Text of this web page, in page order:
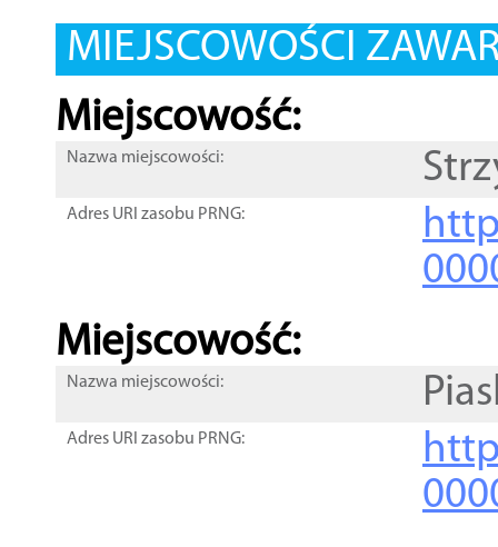
MIEJSCOWOŚCI
Miejscowość:
Nazwa miejscowości:
Adres URI zasobu PRNG:
Miejscowość:
Nazwa miejscowości:
Adres URI zasobu PRNG: